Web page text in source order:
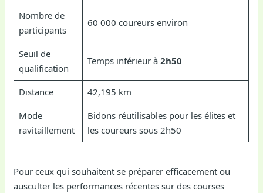
Nombre de
participants
60 000 coureurs environ
Seuil de
qualification
Temps inférieur à 2h50
Distance
42,195 km
Mode
ravitaillement
Bidons réutilisables pour les élites et
les coureurs sous 2h50
Pour ceux qui souhaitent se préparer efficacement ou
ausculter les performances récentes sur des courses